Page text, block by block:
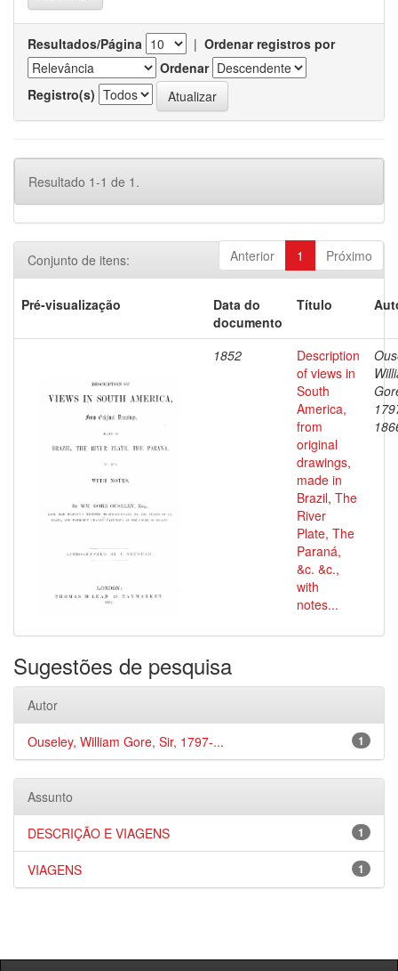
Resultados/Página | Ordenar registros por
Ordenar
Registro(s)
Resultado 1-1 de 1.
Anterior 1 Próximo
Conjunto de itens:
Pré-visualização
Data do
documento
Título
1852
Description
of views in
South
America,
from
original
drawings,
made in
Brazil, The
River
Plate, The
Paraná,
&c. &c.,
with
notes...
Sugestões de pesquisa
Autor
1
Ouseley, William Gore, Sir, 1797-...
Assunto
1
DESCRIÇÃO E VIAGENS
1
VIAGENS